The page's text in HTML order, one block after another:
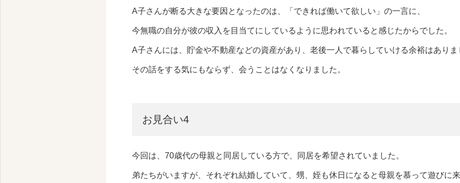
A子さんが断る大きな要因となったのは、「できれば働いて欲しい」の一言に、
今無職の自分が彼の収入を目当てにしているように思われていると感じたからでした。
A子さんには、貯金や不動産などの資産があり、老後一人で暮らしていける余裕はありま
その話をする気にもならず、会うことはなくなりました。
お見合い4
今回は、70歳代の母親と同居している方で、同居を希望されていました。
弟たちがいますが、それぞれ結婚していて、甥、姪も休日になると母親を慕って遊びに